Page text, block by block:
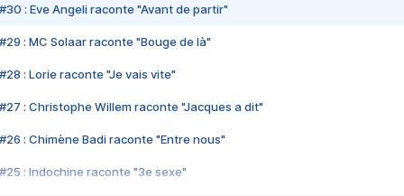
#30 : Eve Angeli raconte "Avant de partir"
#29 : MC Solaar raconte "Bouge de là"
#28 : Lorie raconte "Je vais vite"
#27 : Christophe Willem raconte "Jacques a dit"
#26 : Chimène Badi raconte "Entre nous"
#25 : Indochine raconte "3e sexe"